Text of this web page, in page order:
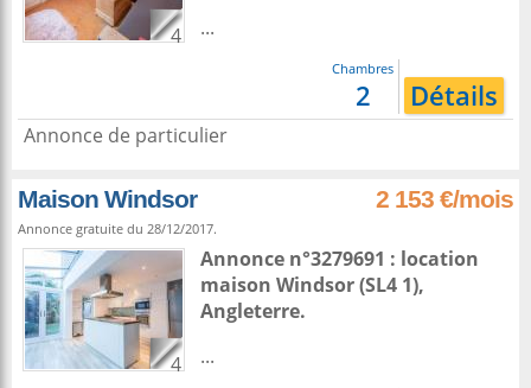
4
...
Chambres
2 Détails
Annonce de particulier
Maison Windsor 2 153 €/mois
Annonce gratuite du 28/12/2017.
4
Annonce n°3279691 : location
maison Windsor(SL4 1),
Angleterre.
...